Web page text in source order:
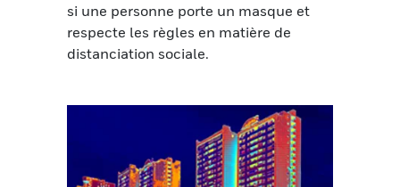
si une personne porte un masque et
respecte les règles en matière de
distanciation sociale.